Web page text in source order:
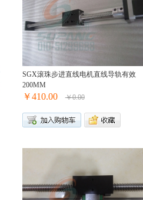
SGX滚珠步进直线电机直线导轨有效
200MM
￥410.00 ￥0.00